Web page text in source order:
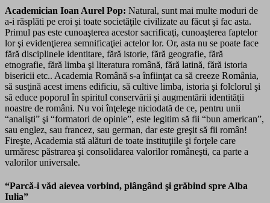
Academician Ioan Aurel Pop: Natural, sunt mai multe moduri de
a-i răsplăti pe eroi şi toate societăţile civilizate au făcut şi fac asta.
Primul pas este cunoaşterea acestor sacrificaţi, cunoaşterea faptelor
lor şi evidenţierea semnificaţiei actelor lor. Or, asta nu se poate face
fără disciplinele identitare, fără istorie, fără geografie, fără
etnografie, fără limba şi literatura română, fără latină, fără istoria
bisericii etc.. Academia Ro­mână s-a înfiinţat ca să creeze România,
să susţină acest imens edificiu, să cultive limba, istoria şi folclorul şi
să educe poporul în spiritul conservării şi augmentării identităţii
noastre de români. Nu voi înţelege niciodată de ce, pentru unii
“analişti” şi “formatori de opinie”, este legitim să fii “bun american”,
sau englez, sau francez, sau german, dar este greşit să fii român!
Fireşte, Academia stă alături de toate instituţiile şi forţele care
urmăresc păstrarea şi consolidarea valorilor româneşti, ca parte a
valorilor universale.
“Parcă-i văd aievea vorbind, plângând şi grăbind spre Alba
Iulia”